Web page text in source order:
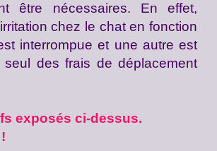
être nécessaires. En effet,
chez le chat en fonction
interrompue et une autre est
des frais de déplacement
exposés ci-dessus.